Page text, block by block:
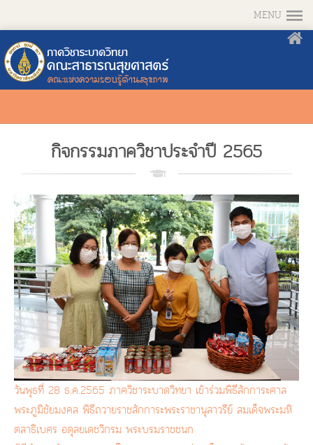
MENU
กิจกรรมภาควิชาประจำปี 2565
วันพุธที่ 28 ธ.ค.2565 ภาควิชาระบาดวิทยา เข้าร่วมพิธีสักการะศาล
พระภูมิชัยมงคล พิธีถวายราชสักการะพระราชานุสาวรีย์ สมเด็จพระมหิ
ตลาธิเบศร อดุลยเดชวิกรม พระบรมราชชนก